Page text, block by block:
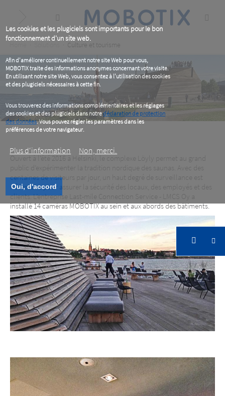
Les cookies et les plugiciels sont importants pour le bon
fonctionnement d'un site web.
Afin d'améliorer continuellement notre site Web pour vous,
MOBOTIX traite des informations anonymes concernant votre visite.
En utilisant notre site Web, vous consentez à l'utilisation des cookies
et des plugiciels nécessaires à cette fin.
Vous trouverez des informations complémentaires et les réglages
des cookies et des plugiciels dans notredéclaration de protection
des données. Vous pouvez régler les paramètres dans les
préférences de votre navigateur.
Plus d‘information Non, merci.
Oui, d'accord
content
Culture et tourisme
Ouvert à l’été 2016 à Helsinki, le complexe Löyly permet au grand
public d’expérimenter la tradition nordique des saunas. Avec des
centaines de visiteurs par jour, un haut degré de surveillance est
nécessaire pour assurer la sécurité des locaux, des employés et des
clients. L’entreprise Last-mile Connection Service - LMCS Oy a
installé 14 caméras MOBOTIX au sein et aux abords des bâtiments.